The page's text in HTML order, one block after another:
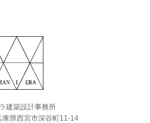
建築設計事務所
庫県西宮市深谷町11-14